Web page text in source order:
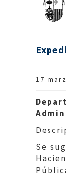
17
Se